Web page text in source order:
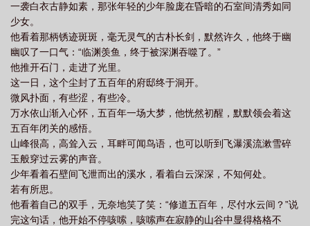
一袭白衣古静如素，那张年轻的少年脸庞在昏暗的石室间清秀如同
少女。
他看着那柄锈迹斑斑，毫无灵气的古朴长剑，默然许久，他终于幽
幽叹了一口气：“临渊羡鱼，终于被深渊吞噬了。”
他推开石门，走进了光里。
这一日，这个尘封了五百年的府邸终于洞开。
微风扑面，有些涩，有些冷。
万水依山渐入心怀，五百年一场大梦，他恍然初醒，默默领会着这
五百年闭关的感悟。
山峰很高，高耸入云，耳畔可闻鸟语，也可以听到飞瀑溪流漱雪碎
玉般穿过云雾的声音。
少年看着石壁间飞泄而出的溪水，看着白云深深，不知何处。
若有所思。
他看着自己的双手，无奈地笑了笑：“修道五百年，尽付水云间？”说
完这句话，他开始不停咳嗦，咳嗦声在寂静的山谷中显得格格不